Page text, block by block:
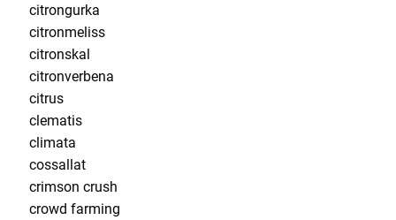
citrongurka
citronmeliss
citronskal
citronverbena
citrus
clematis
climata
cossallat
crimson crush
crowd farming